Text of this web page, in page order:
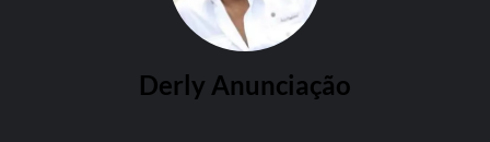
Derly Anunciação